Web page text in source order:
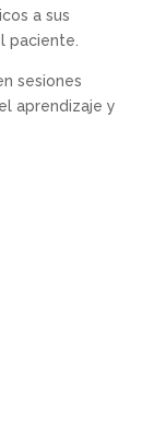
a sus
paciente.
sesiones
aprendizaje y